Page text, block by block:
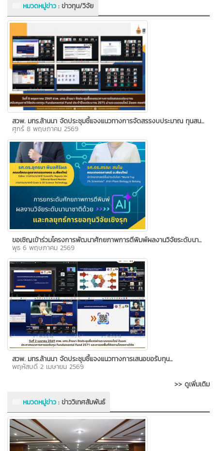
หมวดหมู่ข่าว:ข่าวทุน/วิจัย
สวพ. มทร.ล้านนา จัดประชุมชี้แจงแนวทางการจัดสรรงบประมาณ ทุนสน...
ศุกร์ 8 พฤษภาคม 2569
ขอเชิญเข้าร่วมโครงการพัฒนาศักยภาพการตีพิมพ์ผลงานวิจัยระดับนา...
พุธ 6 พฤษภาคม 2569
สวพ. มทร.ล้านนา จัดประชุมชี้แจงแนวทางการเสนอขอรับทุน...
พฤหัสบดี 2 เมษายน 2569
>> ดูเพิ่มเติม
หมวดหมู่ข่าว:ข่าววิเทศสัมพันธ์